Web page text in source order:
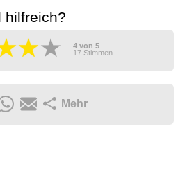
hilfreich?
4 von 5
17 Stimmen
Mehr